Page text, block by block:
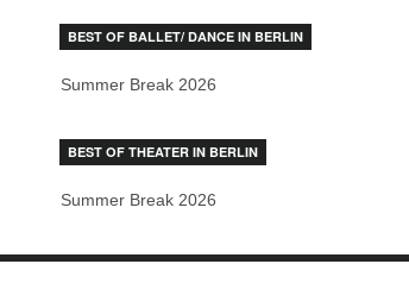
BEST OF BALLET/ DANCE IN BERLIN
Summer Break 2026
BEST OF THEATER IN BERLIN
Summer Break 2026